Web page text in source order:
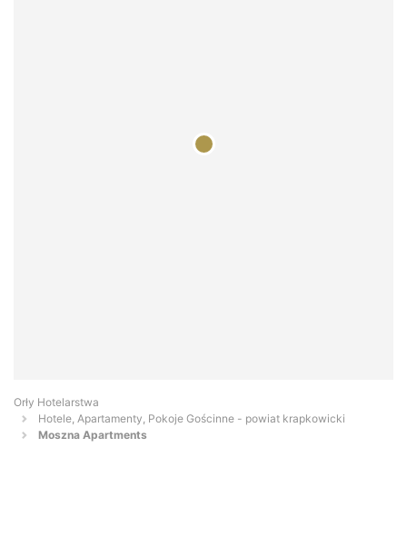
Orły Hotelarstwa
Hotele, Apartamenty, Pokoje Gościnne - powiat krapkowicki
Moszna Apartments